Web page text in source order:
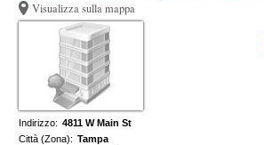
Visualizza sulla mappa
Indirizzo: 4811 W Main St
Città (Zona): Tampa